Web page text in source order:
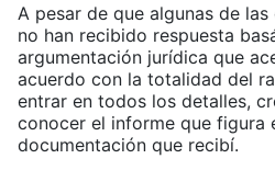
A pesar de que algunas de
no han recibido respuesta
argumentación jurídica que
acuerdo con la totalidad del
entrar en todos los detalles,
conocer el informe que figura
documentación que recibí.